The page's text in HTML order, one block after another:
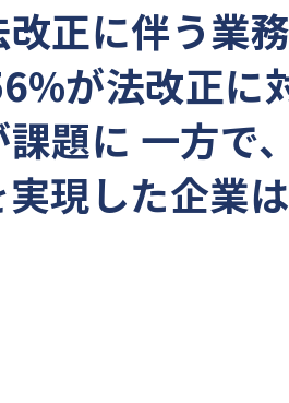
改正に伴う業
が法改正に
題に 一方で
現した企業